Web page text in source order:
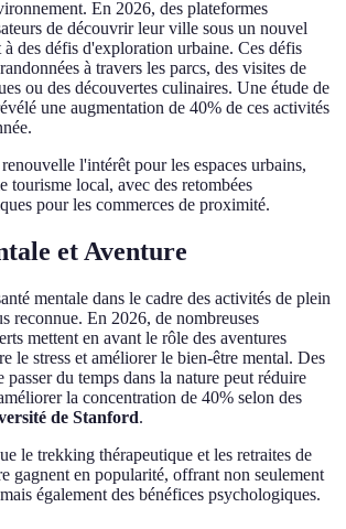
En 2026, des plateformes
de découvrir leur ville sous un nouvel
des défis d'exploration urbaine. Ces défis
à travers les parcs, des visites de
ou des découvertes culinaires. Une étude de
une augmentation de 40% de ces activités
l'intérêt pour les espaces urbains,
tourisme local, avec des retombées
pour les commerces de proximité.
et Aventure
mentale dans le cadre des activités de plein
reconnue. En 2026, de nombreuses
mettent en avant le rôle des aventures
le stress et améliorer le bien-être mental. Des
passer du temps dans la nature peut réduire
la concentration de 40% selon des
de Stanford.
le trekking thérapeutique et les retraites de
gagnent en popularité, offrant non seulement
également des bénéfices psychologiques.